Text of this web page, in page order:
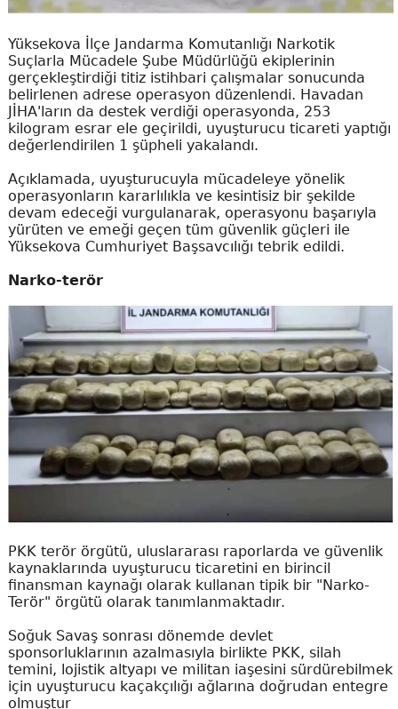
Yüksekova İlçe Jandarma Komutanlığı Narkotik
Suçlarla Mücadele Şube Müdürlüğü ekiplerinin
gerçekleştirdiği titiz istihbari çalışmalar sonucunda
belirlenen adrese operasyon düzenlendi. Havadan
JİHA'ların da destek verdiği operasyonda, 253
kilogram esrar ele geçirildi, uyuşturucu ticareti yaptığı
değerlendirilen 1 şüpheli yakalandı.
Açıklamada, uyuşturucuyla mücadeleye yönelik
operasyonların kararlılıkla ve kesintisiz bir şekilde
devam edeceği vurgulanarak, operasyonu başarıyla
yürüten ve emeği geçen tüm güvenlik güçleri ile
Yüksekova Cumhuriyet Başsavcılığı tebrik edildi.
Narko-terör
PKK terör örgütü, uluslararası raporlarda ve güvenlik
kaynaklarında uyuşturucu ticaretini en birincil
finansman kaynağı olarak kullanan tipik bir "Narko-
Terör" örgütü olarak tanımlanmaktadır.
Soğuk Savaş sonrası dönemde devlet
sponsorluklarının azalmasıyla birlikte PKK, silah
temini, lojistik altyapı ve militan iaşesini sürdürebilmek
için uyuşturucu kaçakçılığı ağlarına doğrudan entegre
olmuştur